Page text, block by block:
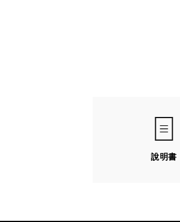
說明書